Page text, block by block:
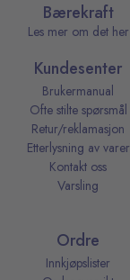
Bærekraft
Les mer om det her
Kundesenter
Brukermanual
Ofte stilte spørsmål
Retur/reklamasjon
Etterlysning av varer
Kontakt oss
Varsling
Ordre
Innkjøpslister